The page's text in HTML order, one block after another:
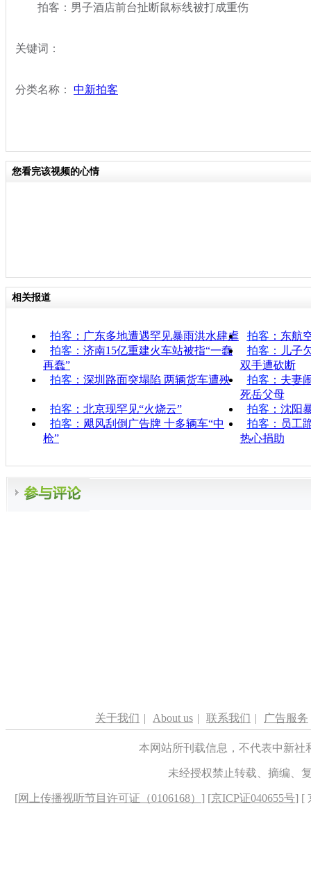
拍客：男子酒店前台扯断鼠标线被打成重伤
关键词：
分类名称： 中新拍客
您看完该视频的心情
相关报道
拍客 ：广东多地遭遇罕见暴雨洪水肆虐 拍客 ：东航
拍客 ：济南15亿重建火车站被指“一蠢
再蠢”
拍客 ：儿子
双手遭砍断
拍客 ：深圳路面突塌陷 两辆货车遭殃 拍客 ：夫妻
死岳父母
拍客 ：北京现罕见“火烧云” 拍客 ：沈阳
拍客 ：飓风刮倒广告牌 十多辆车“中
枪”
拍客 ：员工
热心捐助
关于我们 | About us | 联系我们 | 广告服务
本网站所刊载信息，不代表中新
未经授权禁止转载、摘编、
[网上传播视听节目许可证（0106168） ] [京ICP证040655号] [